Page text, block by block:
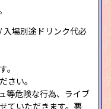
場別途ドリンク代必
さい。
等危険な行為、ライブ
ていただきます。悪